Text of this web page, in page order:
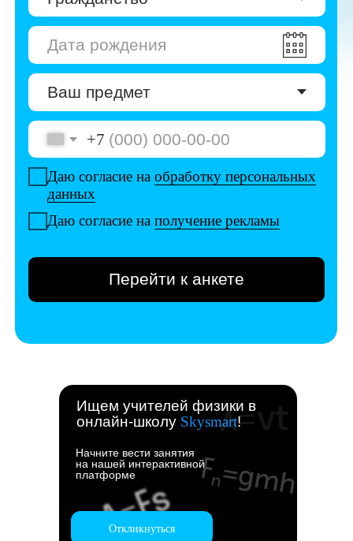
Даю согласие наобработку персональных
Даю согласие наполучение рекламы
Перейти к анкете
Ищем учителей физики в
онлайн-школу Skysmart!
Начните вести занятия
на нашей интерактивной
платформе
Откликнуться